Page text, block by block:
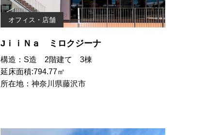
オフィス・店舗
JｉｉＮａ ミロクジーナ
構造：S造 2階建て 3棟
延床面積:794.77㎡
所在地：神奈川県藤沢市